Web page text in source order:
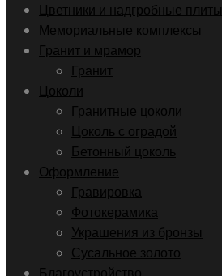
Цветники и надгробные плиты
Мемориальные комплексы
Гранит и мрамор
Гранит
Цоколи
Гранитные цоколи
Цоколь с оградой
Бетонный цоколь
Оформление
Гравировка
Фотокерамика
Украшения из бронзы
Сусальное золото